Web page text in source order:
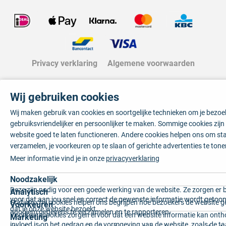
Privacy verklaring Algemene voorwaarden
Wij gebruiken cookies
Wij maken gebruik van cookies en soortgelijke technieken om je
gebruiksvriendelijker en persoonlijker te maken. Sommige cookies
website goed te laten functioneren. Andere cookies helpen ons om
verzamelen, je voorkeuren op te slaan of gerichte advertenties te
Meer informatie vind je in onze privacyverklaring
Noodzakelijk
Deze zijn nodig voor een goede werking van de website. Ze zorgen er
voor dat aan jou snel en correct de gewenste informatie wordt
dat je onze website bezoekt.
Analytisch
Statistische cookies helpen ons begrijpen hoe bezoekers de website
anoniem gegevens te verzamelen en te rapporteren.
Voorkeuren
Voorkeurscookies zorgen ervoor dat een website informatie kan
Marketing